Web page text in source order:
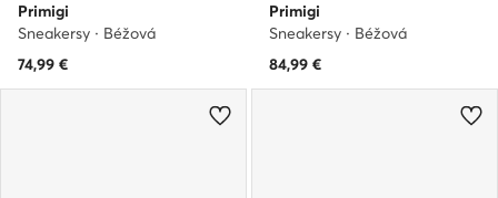
Primigi
Sneakersy · Béžová
74,99 €
Primigi
Sneakersy · Béžová
84,99 €